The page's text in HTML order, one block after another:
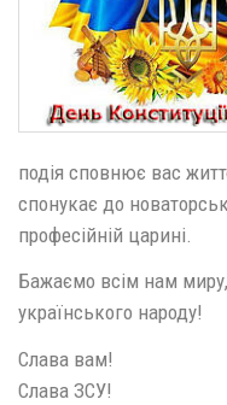
подія сповнює вас
спонукає до
професійній царині.
Бажаємо всім нам миру,
українського народу!
Слава вам!
Слава ЗСУ!